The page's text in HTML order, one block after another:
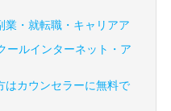
・就転職・キャリアア
ールインターネット・ア
はカウンセラーに無料で